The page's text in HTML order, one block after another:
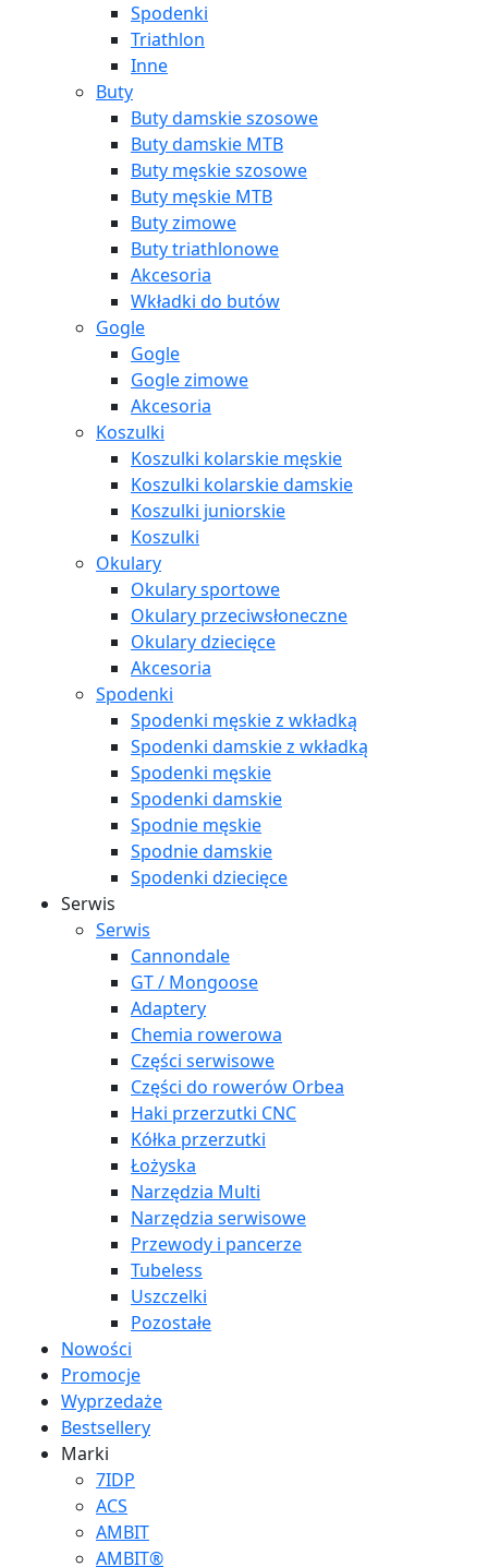
Spodenki
Triathlon
Inne
Buty
Buty damskie szosowe
Buty damskie MTB
Buty męskie szosowe
Buty męskie MTB
Buty zimowe
Buty triathlonowe
Akcesoria
Wkładki do butów
Gogle
Gogle
Gogle zimowe
Akcesoria
Koszulki
Koszulki kolarskie męskie
Koszulki kolarskie damskie
Koszulki juniorskie
Koszulki
Okulary
Okulary sportowe
Okulary przeciwsłoneczne
Okulary dziecięce
Akcesoria
Spodenki
Spodenki męskie z wkładką
Spodenki damskie z wkładką
Spodenki męskie
Spodenki damskie
Spodnie męskie
Spodnie damskie
Spodenki dziecięce
Serwis
Serwis
Cannondale
GT / Mongoose
Adaptery
Chemia rowerowa
Części serwisowe
Części do rowerów Orbea
Haki przerzutki CNC
Kółka przerzutki
Łożyska
Narzędzia Multi
Narzędzia serwisowe
Przewody i pancerze
Tubeless
Uszczelki
Pozostałe
Nowości
Promocje
Wyprzedaże
Bestsellery
Marki
7IDP
ACS
AMBIT
AMBIT®